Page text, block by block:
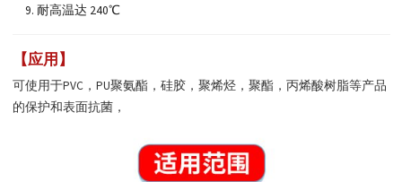
耐高温达 240℃
【应用】
可使用于PVC，PU聚氨酯，硅胶，聚烯烃，聚酯，丙烯酸树脂等产品
的保护和表面抗菌，